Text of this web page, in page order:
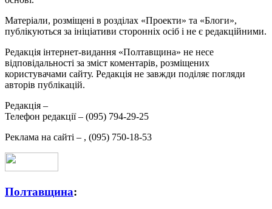
Матеріали, розміщені в розділах «Проекти» та «Блоги»,
публікуються за ініціативи сторонніх осіб і не є редакційними.
Редакція інтернет-видання «Полтавщина» не несе
відповідальності за зміст коментарів, розміщених
користувачами сайту. Редакція не завжди поділяє погляди
авторів публікацій.
Редакція –
Телефон редакції – (095) 794-29-25
Реклама на сайті – , (095) 750-18-53
Полтавщина: